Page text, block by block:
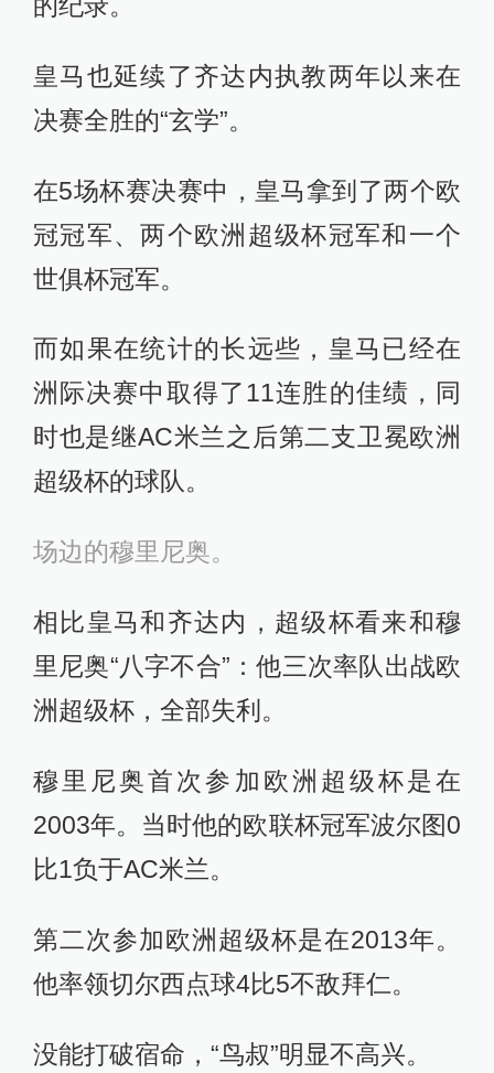
皇马也延续了齐达内执教两年以来在
决赛全胜的“玄学”。
在5场杯赛决赛中，皇马拿到了两个欧
冠冠军、两个欧洲超级杯冠军和一个
世俱杯冠军。
而如果在统计的长远些，皇马已经在
洲际决赛中取得了11连胜的佳绩，同
时也是继AC米兰之后第二支卫冕欧洲
超级杯的球队。
场边的穆里尼奥。
相比皇马和齐达内，超级杯看来和穆
里尼奥“八字不合”：他三次率队出战欧
洲超级杯，全部失利。
穆里尼奥首次参加欧洲超级杯是在
2003年。当时他的欧联杯冠军波尔图0
比1负于AC米兰。
第二次参加欧洲超级杯是在2013年。
他率领切尔西点球4比5不敌拜仁。
没能打破宿命，“鸟叔”明显不高兴。